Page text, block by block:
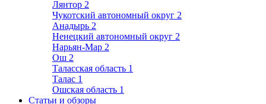
Лянтор 2
Чукотский автономный округ 2
Анадырь 2
Ненецкий автономный округ 2
Нарьян-Мар 2
Ош 2
Таласская область 1
Талас 1
Ошская область 1
Статьи и обзоры